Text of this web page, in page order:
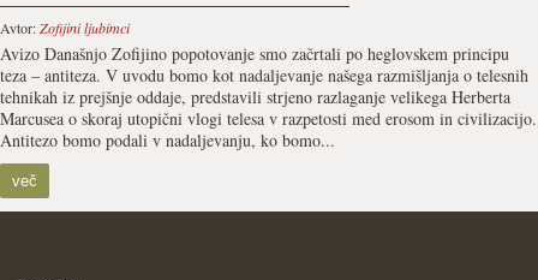
Avtor:Zofijini ljubimci
Avizo Današnjo Zofijino popotovanje smo začrtali po heglovskem principu
teza – antiteza. V uvodu bomo kot nadaljevanje našega razmišljanja o telesnih
tehnikah iz prejšnje oddaje, predstavili strjeno razlaganje velikega Herberta
Marcusea o skoraj utopični vlogi telesa v razpetosti med erosom in civilizacijo.
Antitezo bomo podali v nadaljevanju, ko bomo...
več